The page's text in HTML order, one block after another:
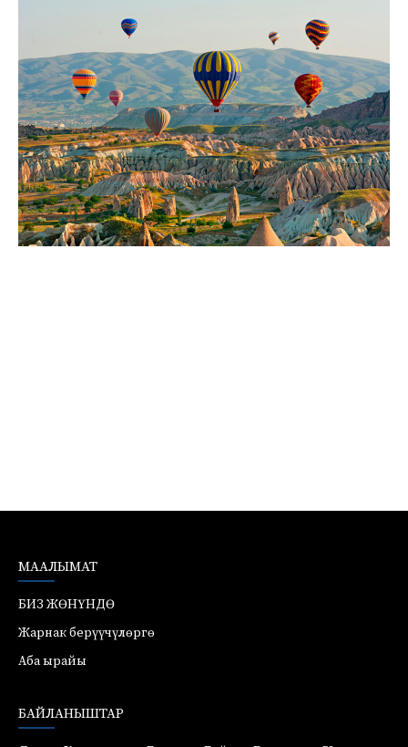
МААЛЫМАТ
БИЗ ЖӨНҮНДӨ
Жарнак берүүчүлөргө
Аба ырайы
БАЙЛАНЫШТАР